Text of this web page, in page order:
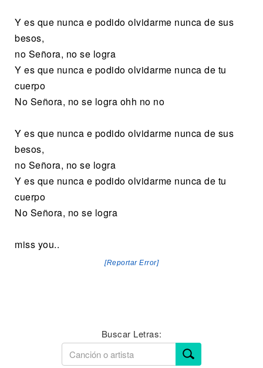
Y es que nunca e podido olvidarme nunca de sus
besos,
no Señora, no se logra
Y es que nunca e podido olvidarme nunca de tu
cuerpo
No Señora, no se logra ohh no no
Y es que nunca e podido olvidarme nunca de sus
besos,
no Señora, no se logra
Y es que nunca e podido olvidarme nunca de tu
cuerpo
No Señora, no se logra
miss you..
[Reportar Error]
Buscar Letras: